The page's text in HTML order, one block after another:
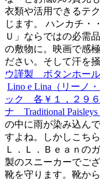
衣類や活用できるテ
じます。 ハンカチ・
Ｕ」ならではの必需
の敷物に。映画で感
ださい。そして汗を
ウ謹製 ボタンホー
Lino e Lina（リーノ
ック 各￥１，２９６
ナ Traditional
の中に雨が染み込ん
すよね。しかしこち
Ｌ．Ｌ．Ｂｅａｎの
製のスニーカーでご
靴を守ります。靴か